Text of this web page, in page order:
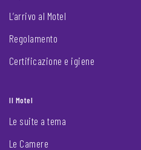
L’arrivo al Motel
Regolamento
Certificazione e igiene
Il Motel
Le suite a tema
Le Camere